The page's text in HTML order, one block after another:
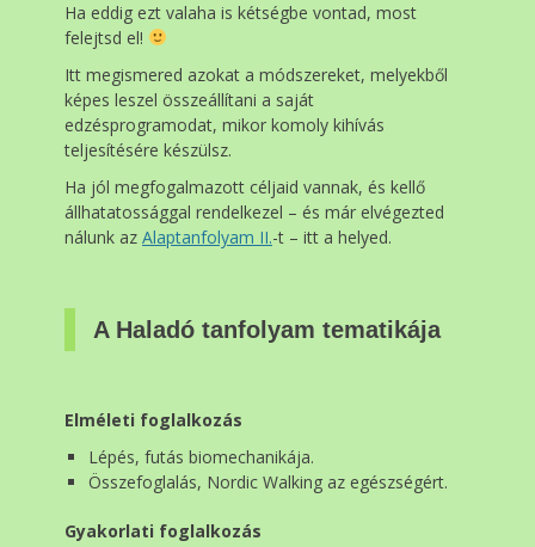
Ha eddig ezt valaha is kétségbe vontad, most
felejtsd el!
Itt megismered azokat a módszereket, melyekből
képes leszel összeállítani a saját
edzésprogramodat, mikor komoly kihívás
teljesítésére készülsz.
Ha jól megfogalmazott céljaid vannak, és kellő
állhatatossággal rendelkezel – és már elvégezted
nálunk az Alaptanfolyam II.-t – itt a helyed.
A Haladó tanfolyam tematikája
Elméleti foglalkozás
Lépés, futás biomechanikája.
Összefoglalás, Nordic Walking az egészségért.
Gyakorlati foglalkozás